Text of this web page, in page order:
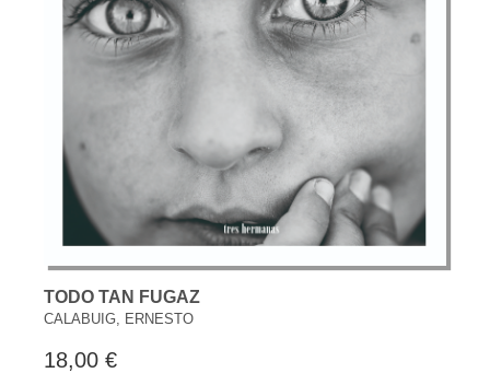
TODO TAN FUGAZ
CALABUIG, ERNESTO
18,00 €